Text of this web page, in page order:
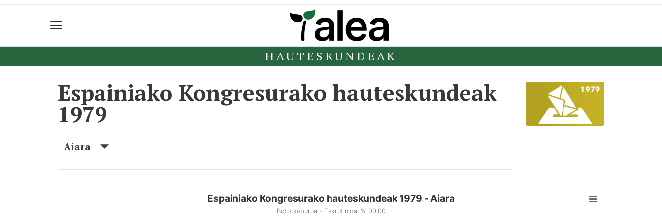
HAUTESKUNDEAK
Espainiako Kongresurako hauteskundeak
1979
Aiara
Espainiako Kongresurako hauteskundeak 1979 - Aiara
Boto kopurua - Eskrutinioa: %100,00